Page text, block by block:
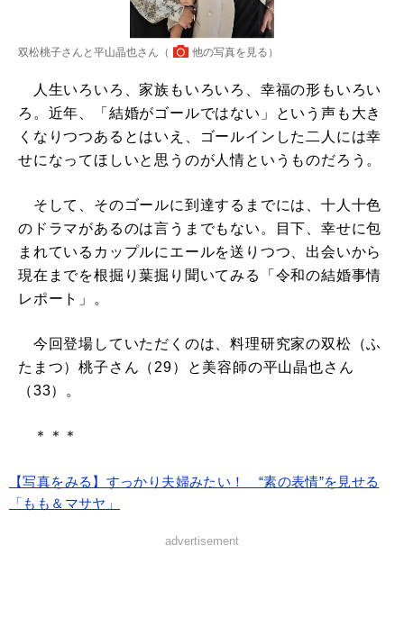
双松桃子さんと平山晶也さん（ 他の写真を見る ）
人生いろいろ、家族もいろいろ、幸福の形もいろい
ろ。近年、「結婚がゴールではない」という声も大き
くなりつつあるとはいえ、ゴールインした二人には幸
せになってほしいと思うのが人情というものだろう。
そして、そのゴールに到達するまでには、十人十色
のドラマがあるのは言うまでもない。目下、幸せに包
まれているカップルにエールを送りつつ、出会いから
現在までを根掘り葉掘り聞いてみる「令和の結婚事情
レポート」。
今回登場していただくのは、料理研究家の双松（ふ
たまつ）桃子さん（29）と美容師の平山晶也さん
（33）。
＊＊＊
【写真をみる】すっかり夫婦みたい！ “素の表情”を見せる
「もも＆マサヤ」
advertisement